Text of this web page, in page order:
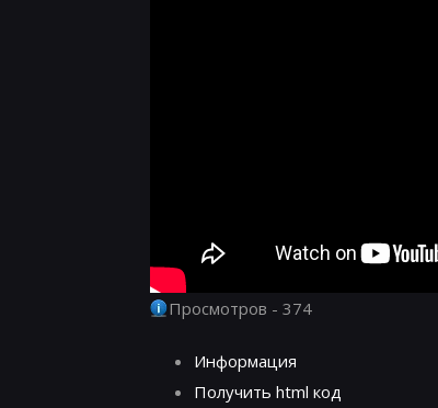
Просмотров - 374
Информация
Получить html код